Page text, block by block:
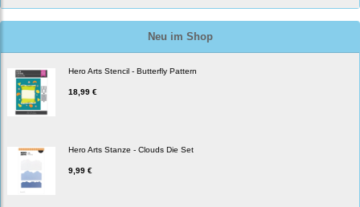
Neu im Shop
Hero Arts Stencil - Butterfly Pattern
18,99 €
Hero Arts Stanze - Clouds Die Set
9,99 €